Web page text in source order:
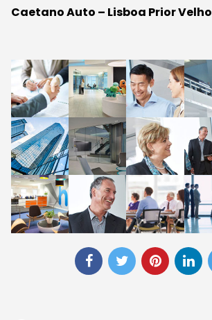
Caetano Auto – Lisboa Prior Velho